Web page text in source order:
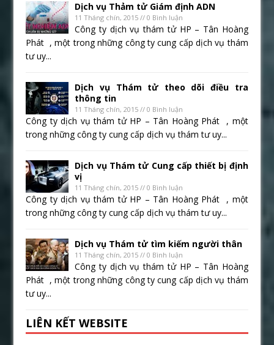
Dịch vụ Thảm tử Giám định ADN
11 Tháng chín, 2015 // 0 Bình luận
Công ty dịch vụ thám tử HP – Tân Hoàng
Phát , một trong những công ty cung cấp dịch vụ thám
tư uy...
Dịch vụ Thám tử theo dõi điều tra
thông tin
11 Tháng chín, 2015 // 0 Bình luận
Công ty dịch vụ thám tử HP – Tân Hoàng Phát , một
trong những công ty cung cấp dịch vụ thám tư uy...
Dịch vụ Thám tử Cung cấp thiết bị định
vị
11 Tháng chín, 2015 // 0 Bình luận
Công ty dịch vụ thám tử HP – Tân Hoàng Phát , một
trong những công ty cung cấp dịch vụ thám tư uy...
Dịch vụ Thám tử tìm kiếm người thân
11 Tháng chín, 2015 // 0 Bình luận
Công ty dịch vụ thám tử HP – Tân Hoàng
Phát , một trong những công ty cung cấp dịch vụ thám
tư uy...
LIÊN KẾT WEBSITE